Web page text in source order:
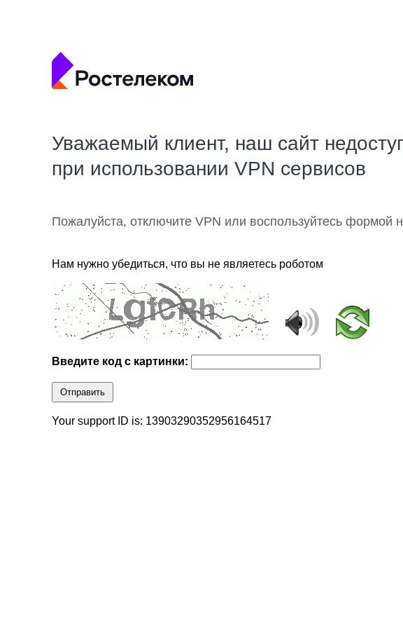
Уважаемый клиент, наш сайт
при использовании VPN сервисов
Пожалуйста, отключите VPN или воспользуйтесь формой
Нам нужно убедиться, что вы не являетесь роботом
Введите код с картинки:
Отправить
Your support ID is: 13903290352956164517